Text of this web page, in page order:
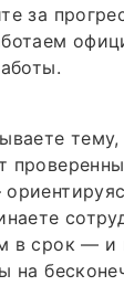
за
в срок — и
на